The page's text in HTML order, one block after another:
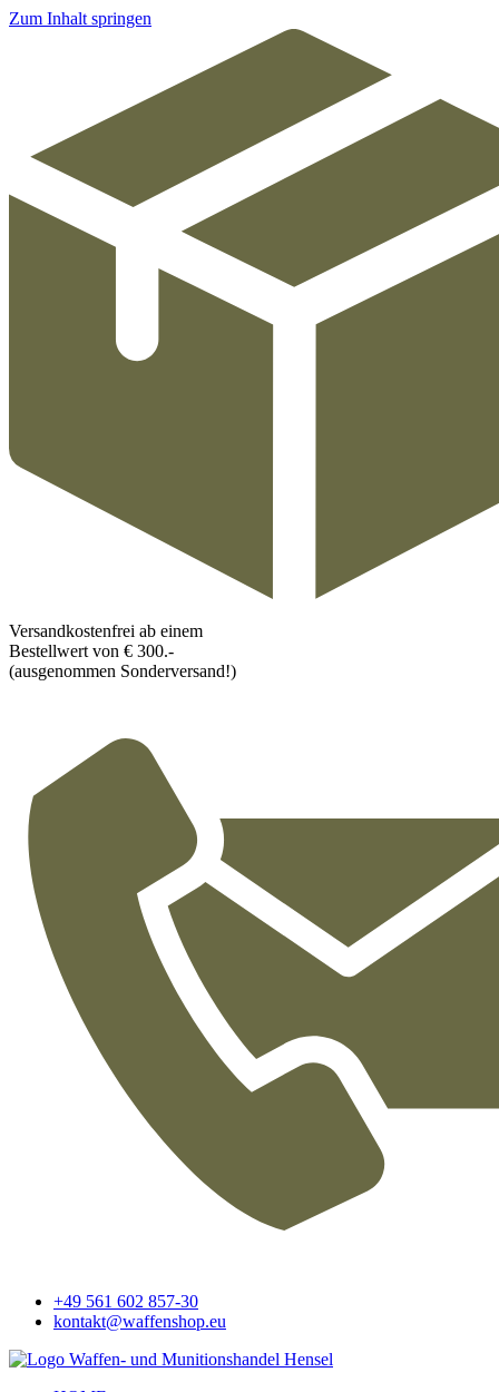
Zum Inhalt springen
Versandkostenfrei ab einem
Bestellwert von € 300.-
(ausgenommen Sonderversand!)
+49 561 602 857-30
kontakt@waffenshop.eu